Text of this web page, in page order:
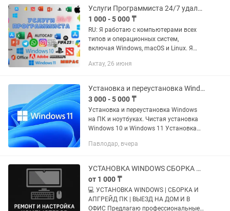
Услуги Программиста 24/7 удаленно (word, ворд , office ,windows, игры)
1 000 - 5 000 ₸
RU: Я работаю с компьютерами всех
типов и операционных систем,
включая Windows, macOS и Linux. Я
любые программы, включая
графические...
Актау, 26 июня
Установка и переустановка Windows на ПК и ноутбуках
3 000 - 5 000 ₸
Установка и переустановка Windows
на ПК и ноутбуках. Чистая установка
Windows 10 и Windows 11 Установка
системы после установки Сохранение
Павлодар, вчера
УСТАНОВКА WINDOWS СБОРКА И АПГРЕЙД ПК ВЫЕЗД НА ДОМ И В ОФИС
от 1 000 ₸
💻 УСТАНОВКА WINDOWS | СБОРКА И
АПГРЕЙД ПК | ВЫЕЗД НА ДОМ И В
ОФИС Предлагаю профессиональные